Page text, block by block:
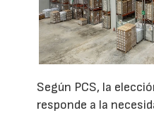
Según PCS, la
responde a la